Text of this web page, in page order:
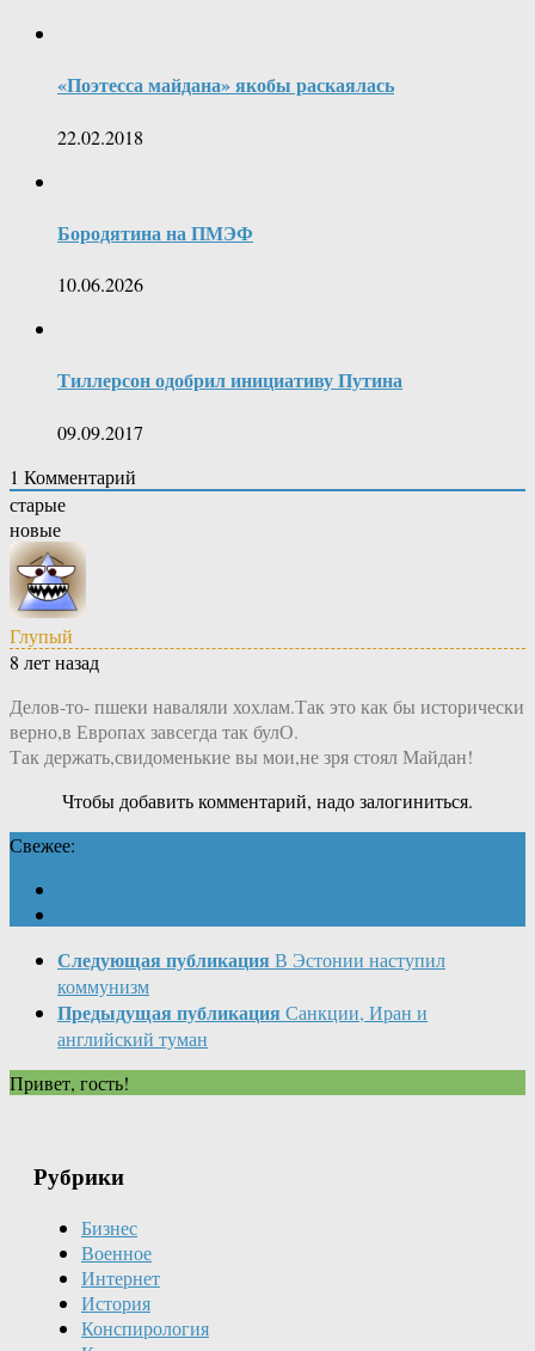
«Поэтесса майдана» якобы раскаялась
22.02.2018
Бородятина на ПМЭФ
10.06.2026
Тиллерсон одобрил инициативу Путина
09.09.2017
1 Комментарий
старые
новые
Глупый
8 лет назад
Делов-то- пшеки наваляли хохлам.Так это как бы исторически
верно,в Европах завсегда так булО.
Так держать,свидоменькие вы мои,не зря стоял Майдан!
Чтобы добавить комментарий, надо залогиниться.
Свежее:
Следующая публикация В Эстонии наступил
коммунизм
Предыдущая публикация Санкции, Иран и
английский туман
Привет, гость!
Рубрики
Бизнес
Военное
Интернет
История
Конспирология